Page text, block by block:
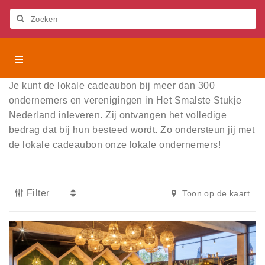
Deze
website
een
toegankelijkheidssysteem.
Het Smalste Stukje Nederland
Activiteiten
Beleven
Eten en drinken
Kopen
Activeren
Stukje
Nederland
Je kunt de lokale cadeaubon bij meer dan 300
ondernemers en verenigingen in Het Smalste Stukje
Nederland inleveren. Zij ontvangen het volledige
bedrag dat bij hun besteed wordt. Zo ondersteun jij met
de lokale cadeaubon onze lokale ondernemers!
Filter Toon op de kaart